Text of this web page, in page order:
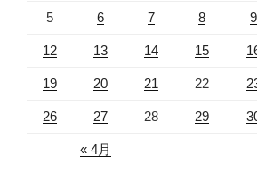
5 6 7 8 9
12 13 14 15
19 20 21 22
26 27 28 29
« 4月